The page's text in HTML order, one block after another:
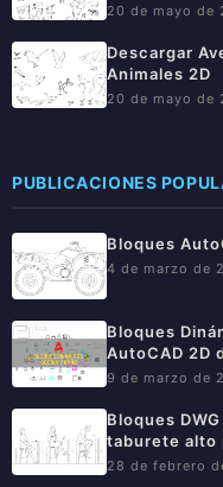
20 de mayo de
Descargar
Animales 2D
20 de mayo de
PUBLICACIONES
Bloques
4 de marzo de
Bloques
AutoCAD 2D
9 de marzo de
Bloques
taburete alto
28 de febrero